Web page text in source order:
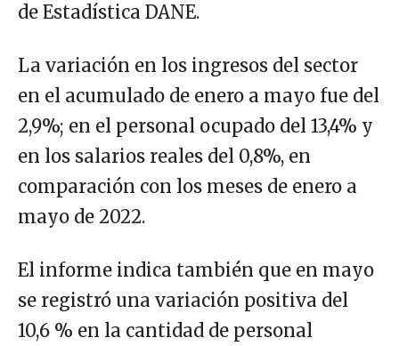
de Estadística DANE.
La variación en los ingresos del sector
en el acumulado de enero a mayo fue del
2,9%; en el personal ocupado del 13,4% y
en los salarios reales del 0,8%, en
comparación con los meses de enero a
mayo de 2022.
El informe indica también que en mayo
se registró una variación positiva del
10,6 % en la cantidad de personal